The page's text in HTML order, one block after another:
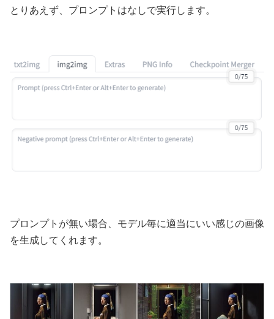
とりあえず、プロンプトはなしで実行します。
プロンプトが無い場合、モデル毎に適当にいい感じの画像
を生成してくれます。